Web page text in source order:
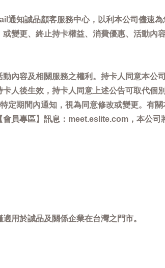
通知誠品顧客服務中心，以利本公司儘速為
變更、終止持卡權益、消費優惠、活動內
內容及相關服務之權利。持卡人同意本公
人後生效，持卡人同意上述公告可取代個
定期間內通知，視為同意修改或變更。有
員專區】訊息：meet.eslite.com，本公司
用於誠品及關係企業在台灣之門市。